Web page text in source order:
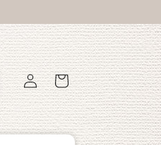
BejelentkezésKosár